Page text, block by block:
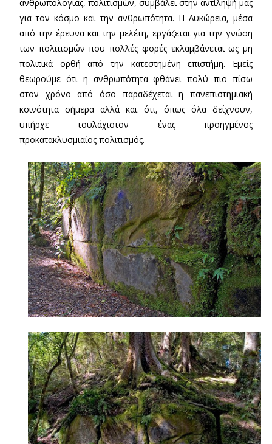
ανθρωπολογίας, πολιτισμών, συμβάλει στην αντίληψή μας
για τον κόσμο και την ανθρωπότητα. Η Λυκώρεια, μέσα
από την έρευνα και την μελέτη, εργάζεται για την γνώση
των πολιτισμών που πολλές φορές εκλαμβάνεται ως μη
πολιτικά ορθή από την κατεστημένη επιστήμη. Εμείς
θεωρούμε ότι η ανθρωπότητα φθάνει πολύ πιο πίσω
στον χρόνο από όσο παραδέχεται η πανεπιστημιακή
κοινότητα σήμερα αλλά και ότι, όπως όλα δείχνουν,
υπήρχε τουλάχιστον ένας προηγμένος
προκατακλυσμιαίος πολιτισμός.